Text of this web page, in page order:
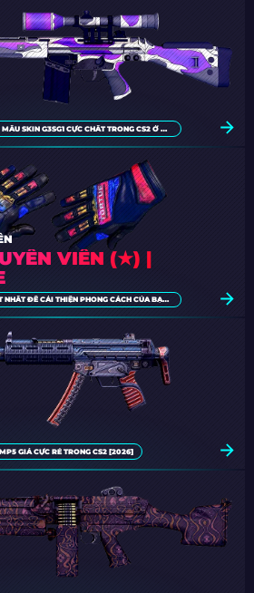
TỔNG HỢP NHỮNG MẪU SKIN G3SG1 CỰC CHẤT TRONG CS2 Ở MỌI MỨC GIÁ
VIÊN (★) |
GĂNG TAY CS2 TỐT NHẤT ĐỂ CẢI THIỆN PHONG CÁCH CỦA BẠN [2026]
GIÁ CỰC RẺ TRONG CS2 [2026]